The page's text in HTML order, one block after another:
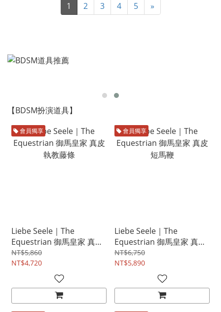
1 2 3 4 5 »
【BDSM扮演道具】
會員獨享
Liebe Seele｜The
Equestrian 御馬皇家 真皮
執教藤條
NT$5,860
NT$4,720
會員獨享
Liebe Seele｜The
Equestrian 御馬皇家 真皮
短馬鞭
NT$6,750
NT$5,890